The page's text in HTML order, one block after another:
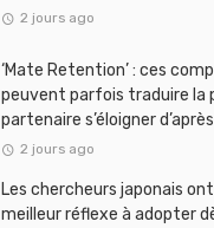
2 jours ago
‘Mate Retention’ : ces
peuvent parfois traduire la
partenaire s’éloigner
2 jours ago
Les chercheurs japonais
meilleur réflexe à adopter